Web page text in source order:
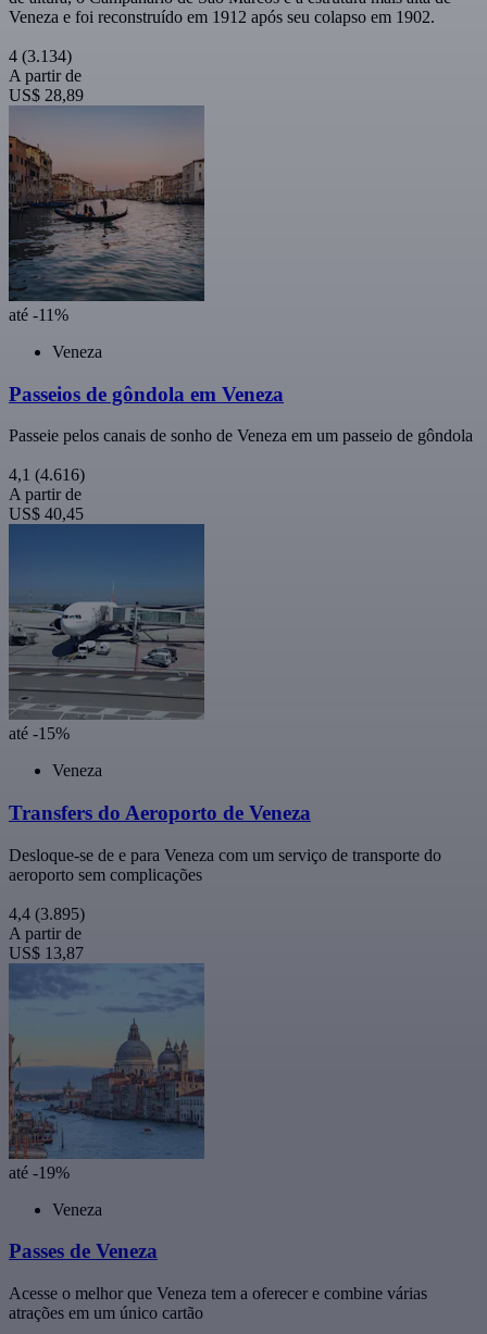
Veneza e foi reconstruído em 1912 após seu colapso em 1902.
4 (3.134)
A partir de
US$ 28,89
até -11%
Veneza
Passeios de gôndola em Veneza
Passeie pelos canais de sonho de Veneza em um passeio de gôndola
4,1 (4.616)
A partir de
US$ 40,45
até -15%
Veneza
Transfers do Aeroporto de Veneza
Desloque-se de e para Veneza com um serviço de transporte do
aeroporto sem complicações
4,4 (3.895)
A partir de
US$ 13,87
até -19%
Veneza
Passes de Veneza
Acesse o melhor que Veneza tem a oferecer e combine várias
atrações em um único cartão